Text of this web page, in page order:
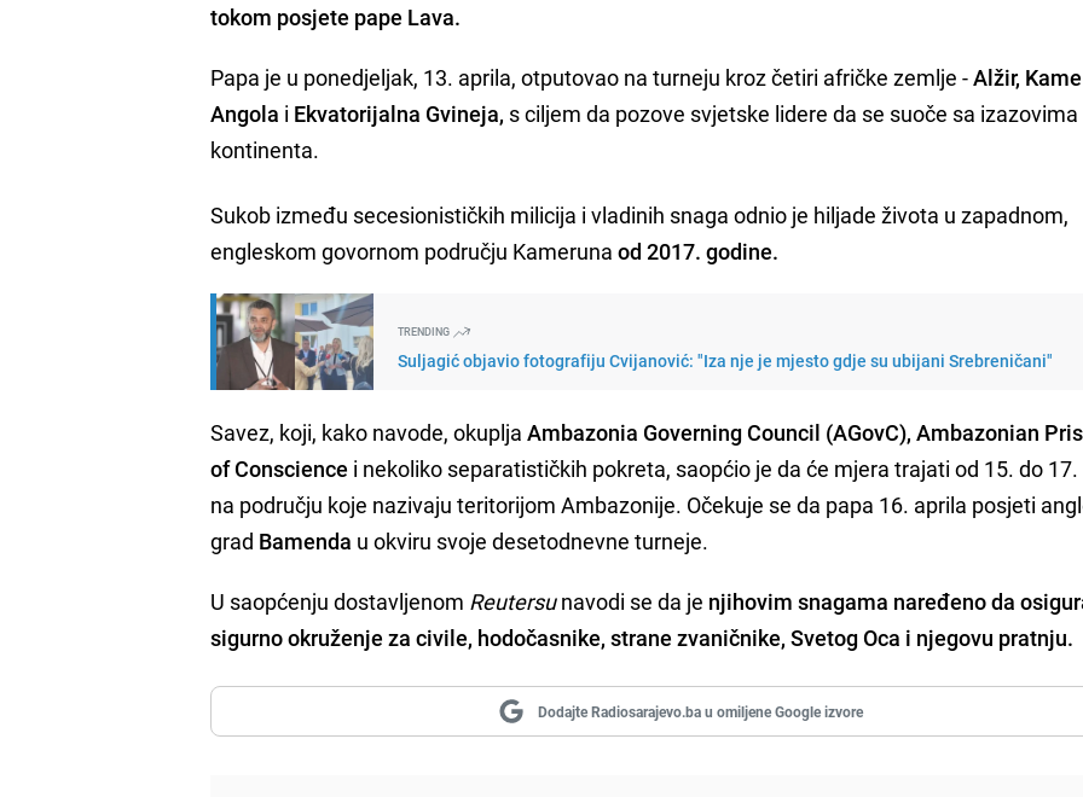
tokom posjete pape Lava.
Papa je u ponedjeljak, 13. aprila, otputovao na turneju kroz četiri afričke zemlje -Alžir,
Angola i Ekvatorijalna Gvineja, s ciljem da pozove svjetske lidere da se suoče sa izazovima
kontinenta.
Sukob između secesionističkih milicija i vladinih snaga odnio je hiljade života u zapadnom,
engleskom govornom području Kamerunaod 2017. godine.
TRENDING
Suljagić objavio fotografiju Cvijanović: "Iza nje je mjesto gdje su ubijani Srebreničani"
Savez, koji, kako navode, okupljaAmbazonia Governing Council (AGovC), Ambazonian
of Conscience i nekoliko separatističkih pokreta, saopćio je da će mjera trajati od 15. do
na području koje nazivaju teritorijom Ambazonije. Očekuje se da papa 16. aprila posjeti
grad Bamenda u okviru svoje desetodnevne turneje.
U saopćenju dostavljenom Reutersunavodi se da je njihovim snagama naređeno da
sigurno okruženje za civile, hodočasnike, strane zvaničnike, Svetog Oca i njegovu pratnju.
Dodajte Radiosarajevo.ba u omiljene Google izvore